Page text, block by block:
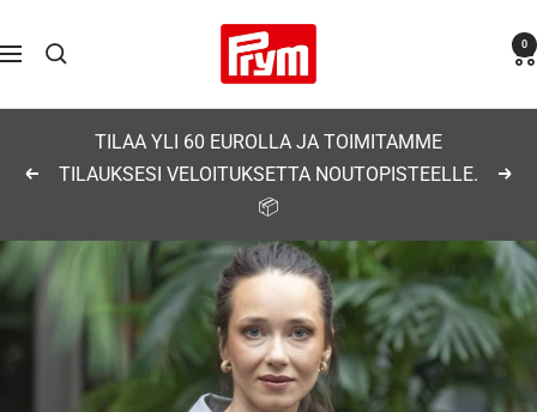
sisältöön
Navigaatio
Prym 0
Edellinen
TILAA YLI 60 EUROLLA JA TOIMITAMME
TILAUKSESI VELOITUKSETTA NOUTOPISTEELLE.
📦